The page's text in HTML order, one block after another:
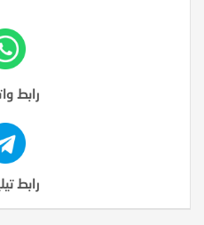
رابط
رابط